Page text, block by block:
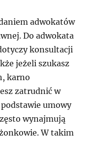
adwokatów
Do adwokata
konsultacji
jeżeli szukasz
karno
zatrudnić w
umowy
wynajmują
W takim